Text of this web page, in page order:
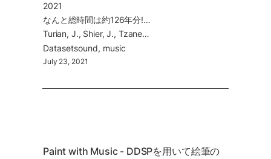
2021
なんと総時間は約126年分!! データセットを生成するためにpytorch上に実装された、GPUに最適化されたモジュラーシンセ torchsynthも合わせて公開。
Turian, J., Shier, J., Tzanetakis, G., McNally, K., & Henry, M. (2021). One Billion Audio Sounds from GPU-enabled Modular Synthesis.
Datasetsound music
July 23, 2021
Paint with Music - DDSPを用いて絵筆の